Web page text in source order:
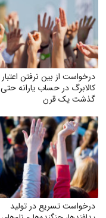
درخواست از بین نرفتن اعتبار
کالابرگ در حساب یارانه حتی
گذشت یک قرن
درخواست تسریع در تولید